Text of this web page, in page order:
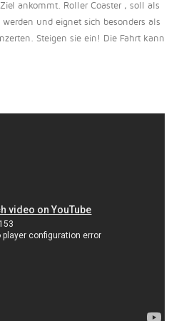
ankommt. Roller Coaster , soll als
und eignet sich besonders als
Steigen sie ein! Die Fahrt kann